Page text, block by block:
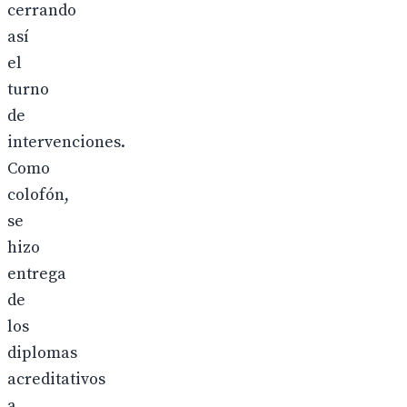
cerrando
así
el
turno
de
intervenciones.
Como
colofón,
se
hizo
entrega
de
los
diplomas
acreditativos